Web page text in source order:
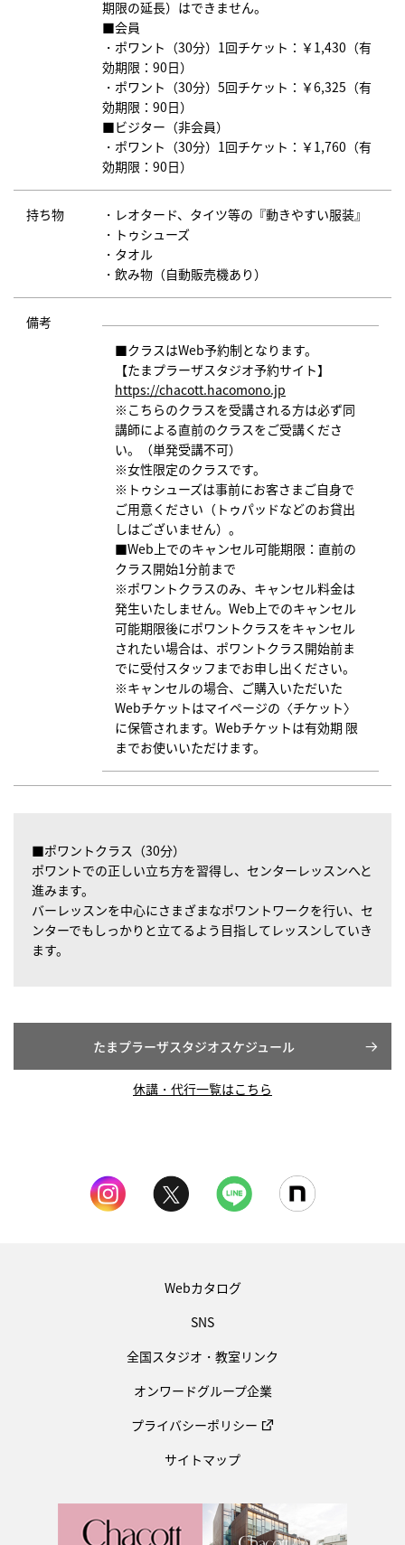
期限の延長）はできません。
■会員
・ポワント（30分）1回チケット：￥1,430（有
効期限：90日）
・ポワント（30分）5回チケット：￥6,325（有
効期限：90日）
■ビジター（非会員）
・ポワント（30分）1回チケット：￥1,760（有
効期限：90日）
持ち物
・レオタード、タイツ等の『動きやすい服装』
・トゥシューズ
・タオル
・飲み物（自動販売機あり）
備考
■クラスはWeb予約制となります。
【たまプラーザスタジオ予約サイト】
https://chacott.hacomono.jp
※こちらのクラスを受講される方は必ず同
講師による直前のクラスをご受講くださ
い。（単発受講不可）
※女性限定のクラスです。
※トゥシューズは事前にお客さまご自身で
ご用意ください（トゥパッドなどのお貸出
しはございません）。
■Web上でのキャンセル可能期限：直前の
クラス開始1分前まで
※ポワントクラスのみ、キャンセル料金は
発生いたしません。Web上でのキャンセル
可能期限後にポワントクラスをキャンセル
されたい場合は、ポワントクラス開始前ま
でに受付スタッフまでお申し出ください。
※キャンセルの場合、ご購入いただいた
Webチケットはマイページの〈チケット〉
に保管されます。Webチケットは有効期 限
までお使いいただけます。
■ポワントクラス（30分）
ポワントでの正しい立ち方を習得し、センターレッスンへと
進みます。
バーレッスンを中心にさまざまなポワントワークを行い、セ
ンターでもしっかりと立てるよう目指してレッスンしていき
ます。
たまプラーザスタジオスケジュール
休講・代行一覧はこちら
Webカタログ
SNS
全国スタジオ・教室リンク
オンワードグループ企業
プライバシーポリシー
サイトマップ